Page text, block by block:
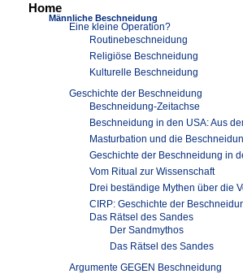
Home
Männliche Beschneidung
Eine kleine Operation?
Routinebeschneidung
Religiöse Beschneidung
Kulturelle Beschneidung
Geschichte der Beschneidung
Beschneidung-Zeitachse
Beschneidung in den USA: Aus
Masturbation und die
Geschichte der Beschneidung in
Vom Ritual zur Wissenschaft
Drei beständige Mythen über die
CIRP: Geschichte der
Das Rätsel des Sandes
Der Sandmythos
Das Rätsel des Sandes
Argumente GEGEN Beschneidung